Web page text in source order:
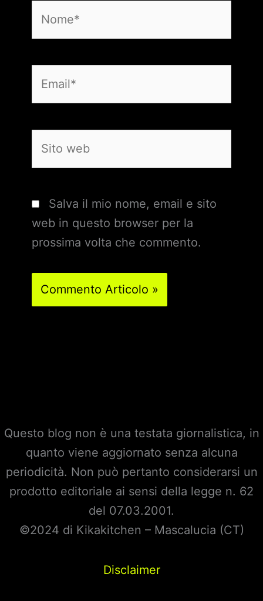
web
Salva il mio nome, email e sito
web in questo browser per la
prossima volta che commento.
Questo blog non è una testata giornalistica, in
quanto viene aggiornato senza alcuna
periodicità. Non può pertanto considerarsi un
prodotto editoriale ai sensi della legge n. 62
del 07.03.2001.
©2024 di Kikakitchen – Mascalucia (CT)
Disclaimer